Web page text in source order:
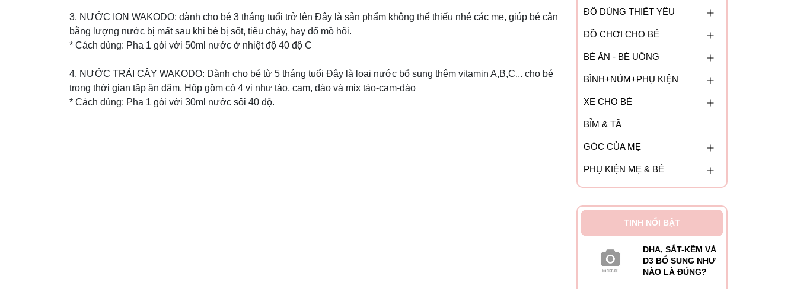
3. NƯỚC ION WAKODO: dành cho bé 3 tháng tuổi trở lên Đây là sản phẩm không thể thiếu nhé các mẹ, giúp bé cân
bằng lượng nước bị mất sau khi bé bị sốt, tiêu chảy, hay đổ mồ hôi.
* Cách dùng: Pha 1 gói với 50ml nước ở nhiệt độ 40 độ C
4. NƯỚC TRÁI CÂY WAKODO: Dành cho bé từ 5 tháng tuổi Đây là loại nước bổ sung thêm vitamin A,B,C... cho bé
trong thời gian tập ăn dặm. Hộp gồm có 4 vị như táo, cam, đào và mix táo-cam-đào
* Cách dùng: Pha 1 gói với 30ml nước sôi 40 độ.
ĐỒ DÙNG THIẾT YẾU
ĐỒ CHƠI CHO BÉ
BÉ ĂN - BÉ UỐNG
BÌNH+NÚM+PHỤ KIỆN
XE CHO BÉ
BỈM & TÃ
GÓC CỦA MẸ
PHỤ KIỆN MẸ & BÉ
TINH NỔI BẬT
DHA, SẮT-KẼM VÀ
D3 BỔ SUNG NHƯ
NÀO LÀ ĐÚNG?